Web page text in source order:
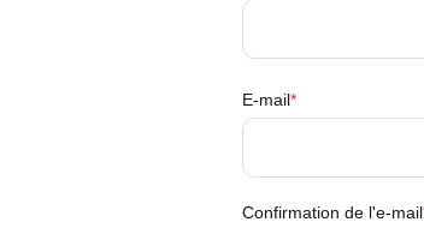
E-
E-mail
Confirmation de l'e-mail